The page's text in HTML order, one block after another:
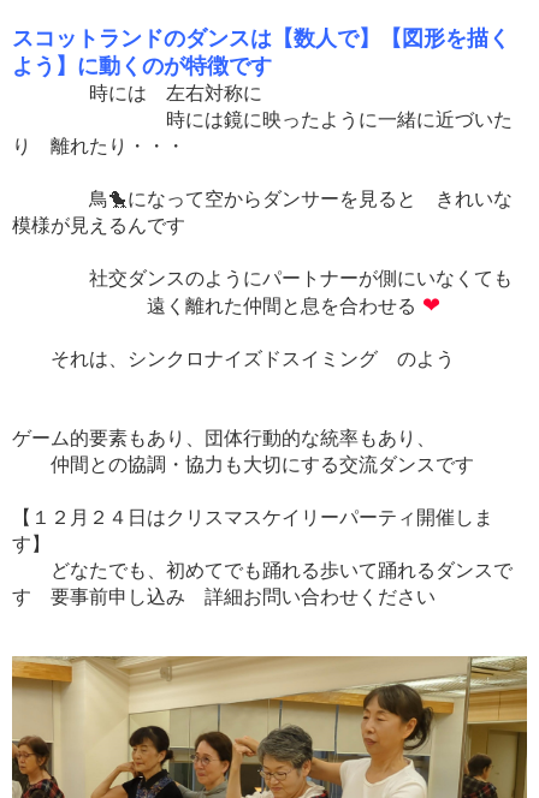
スコットランドのダンスは【数人で】【図形を描く
よう】に動くのが特徴です
時には 左右対称に
時には鏡に映ったように一緒に近づいた
り 離れたり・・・
鳥🐤になって空からダンサーを見ると きれいな
模様が見えるんです
社交ダンスのようにパートナーが側にいなくても
遠く離れた仲間と息を合わせる ❤
それは、シンクロナイズドスイミング のよう
ゲーム的要素もあり、団体行動的な統率もあり、
仲間との協調・協力も大切にする交流ダンスです
【１２月２４日はクリスマスケイリーパーティ開催しま
す】
どなたでも、初めてでも踊れる歩いて踊れるダンスで
す 要事前申し込み 詳細お問い合わせください